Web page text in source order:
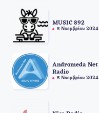
MUSIC 892
5 Νοεμβρίου 2024
Andromeda Net
Radio
5 Νοεμβρίου 2024